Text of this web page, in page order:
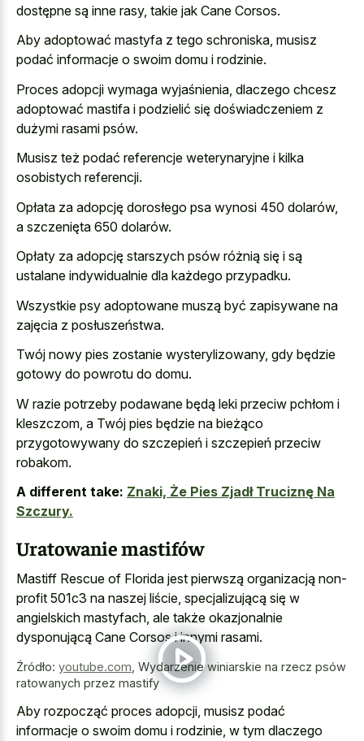
dostępne są inne rasy, takie jak Cane Corsos.
Aby adoptować mastyfa z tego schroniska, musisz
podać informacje o swoim domu i rodzinie.
Proces adopcji wymaga wyjaśnienia, dlaczego chcesz
adoptować mastifa i podzielić się doświadczeniem z
dużymi rasami psów.
Musisz też podać referencje weterynaryjne i kilka
osobistych referencji.
Opłata za adopcję dorosłego psa wynosi 450 dolarów,
a szczenięta 650 dolarów.
Opłaty za adopcję starszych psów różnią się i są
ustalane indywidualnie dla każdego przypadku.
Wszystkie psy adoptowane muszą być zapisywane na
zajęcia z posłuszeństwa.
Twój nowy pies zostanie wysterylizowany, gdy będzie
gotowy do powrotu do domu.
W razie potrzeby podawane będą leki przeciw pchłom i
kleszczom, a Twój pies będzie na bieżąco
przygotowywany do szczepień i szczepień przeciw
robakom.
A different take: Znaki, Że Pies Zjadł Truciznę Na
Szczury.
Uratowanie mastifów
Mastiff Rescue of Florida jest pierwszą organizacją non-
profit 501c3 na naszej liście, specjalizującą się w
angielskich mastyfach, ale także okazjonalnie
dysponującą Cane Corsos i innymi rasami.
Źródło: youtube.com Wydarzenie winiarskie na rzecz psów
ratowanych przez mastify
Aby rozpocząć proces adopcji, musisz podać
informacje o swoim domu i rodzinie, w tym dlaczego